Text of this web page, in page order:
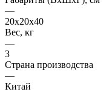
—
20х20х40
Вес, кг
—
3
Страна производства
—
Китай